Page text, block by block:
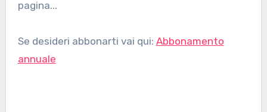
pagina...
Se desideri abbonarti vai qui: Abbonamento
annuale